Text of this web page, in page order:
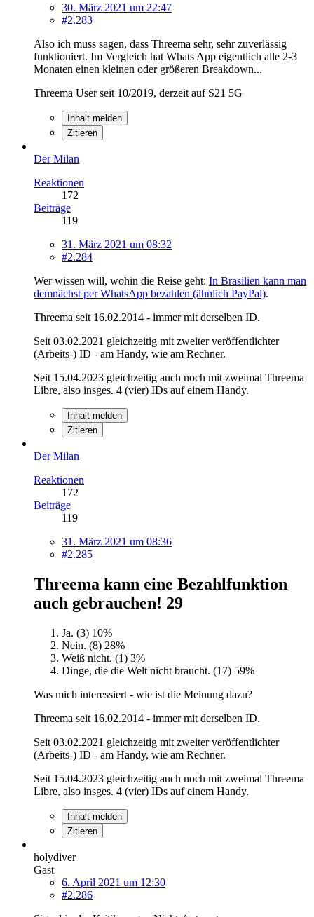
30. März 2021 um 22:47
#2.283
Also ich muss sagen, dass Threema sehr, sehr zuverlässig
funktioniert. Im Vergleich hat Whats App eigentlich alle 2-3
Monaten einen kleinen oder größeren Breakdown...
Threema User seit 10/2019, derzeit auf S21 5G
Inhalt melden
Zitieren
Der Milan
Reaktionen
172
Beiträge
119
31. März 2021 um 08:32
#2.284
Wer wissen will, wohin die Reise geht: In Brasilien kann man
demnächst per WhatsApp bezahlen (ähnlich PayPal).
Threema seit 16.02.2014 - immer mit derselben ID.
Seit 03.02.2021 gleichzeitig mit zweiter veröffentlichter
(Arbeits-) ID - am Handy, wie am Rechner.
Seit 15.04.2023 gleichzeitig auch noch mit zweimal Threema
Libre, also insges. 4 (vier) IDs auf einem Handy.
Inhalt melden
Zitieren
Der Milan
Reaktionen
172
Beiträge
119
31. März 2021 um 08:36
#2.285
Threema kann eine Bezahlfunktion
auch gebrauchen! 29
Ja. (3) 10%
Nein. (8) 28%
Weiß nicht. (1) 3%
Dinge, die die Welt nicht braucht. (17) 59%
Was mich interessiert - wie ist die Meinung dazu?
Threema seit 16.02.2014 - immer mit derselben ID.
Seit 03.02.2021 gleichzeitig mit zweiter veröffentlichter
(Arbeits-) ID - am Handy, wie am Rechner.
Seit 15.04.2023 gleichzeitig auch noch mit zweimal Threema
Libre, also insges. 4 (vier) IDs auf einem Handy.
Inhalt melden
Zitieren
holydiver
Gast
6. April 2021 um 12:30
#2.286